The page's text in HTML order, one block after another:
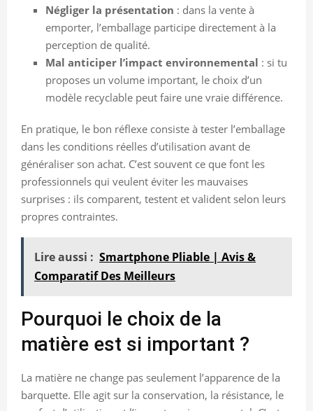
Négliger la présentation : dans la vente à
emporter, l’emballage participe directement à la
perception de qualité.
Mal anticiper l’impact environnemental : si tu
proposes un volume important, le choix d’un
modèle recyclable peut faire une vraie différence.
En pratique, le bon réflexe consiste à tester l’emballage
dans les conditions réelles d’utilisation avant de
généraliser son achat. C’est souvent ce que font les
professionnels qui veulent éviter les mauvaises
surprises : ils comparent, testent et valident selon leurs
propres contraintes.
Lire aussi : Smartphone Pliable | Avis &
Comparatif Des Meilleurs
Pourquoi le choix de la
matière est si important ?
La matière ne change pas seulement l’apparence de la
barquette. Elle agit sur la conservation, la résistance, le